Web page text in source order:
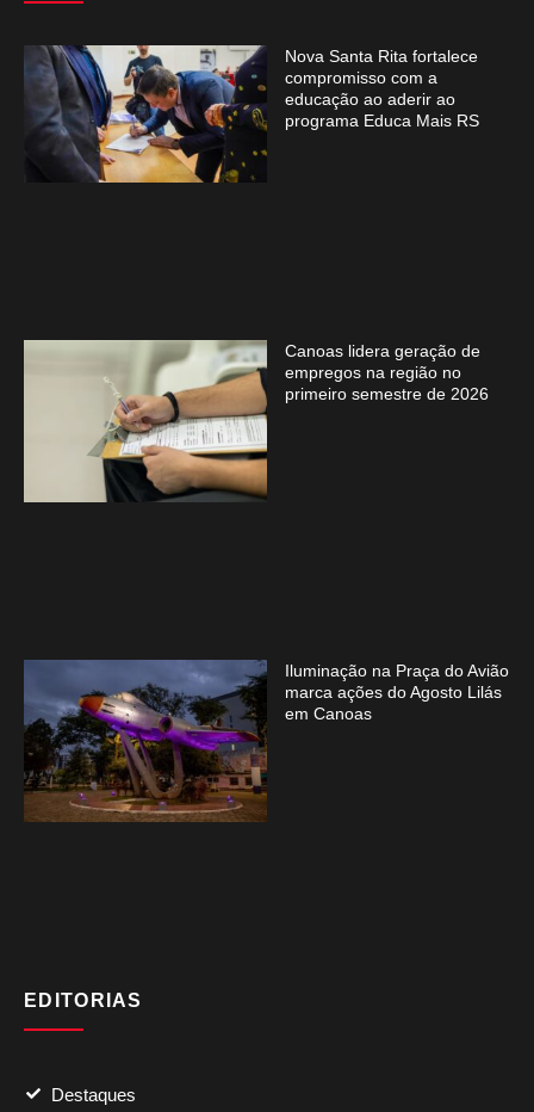
Nova Santa Rita fortalece
compromisso com a
educação ao aderir ao
programa Educa Mais RS
Canoas lidera geração de
empregos na região no
primeiro semestre de 2026
Iluminação na Praça do Avião
marca ações do Agosto Lilás
em Canoas
EDITORIAS
Destaques